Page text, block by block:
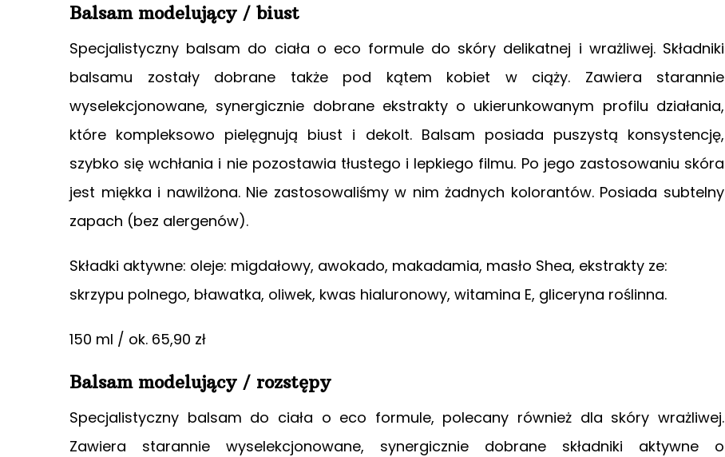
Balsam modelujący / biust
Specjalistyczny balsam do ciała o eco formule do skóry delikatnej i wrażliwej. Składniki
balsamu zostały dobrane także pod kątem kobiet w ciąży. Zawiera starannie
wyselekcjonowane, synergicznie dobrane ekstrakty o ukierunkowanym profilu działania,
które kompleksowo pielęgnują biust i dekolt. Balsam posiada puszystą konsystencję,
szybko się wchłania i nie pozostawia tłustego i lepkiego filmu. Po jego zastosowaniu skóra
jest miękka i nawilżona. Nie zastosowaliśmy w nim żadnych kolorantów. Posiada subtelny
zapach (bez alergenów).
Składki aktywne: oleje: migdałowy, awokado, makadamia, masło Shea, ekstrakty ze:
skrzypu polnego, bławatka, oliwek, kwas hialuronowy, witamina E, gliceryna roślinna.
150 ml / ok. 65,90 zł
Balsam modelujący / rozstępy
Specjalistyczny balsam do ciała o eco formule, polecany również dla skóry wrażliwej.
Zawiera starannie wyselekcjonowane, synergicznie dobrane składniki aktywne o